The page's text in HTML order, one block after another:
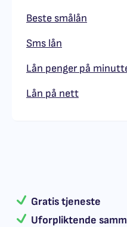
Beste smålån
Sms lån
Lån penger på
Lån på nett
Gratis tjeneste
Uforpliktende